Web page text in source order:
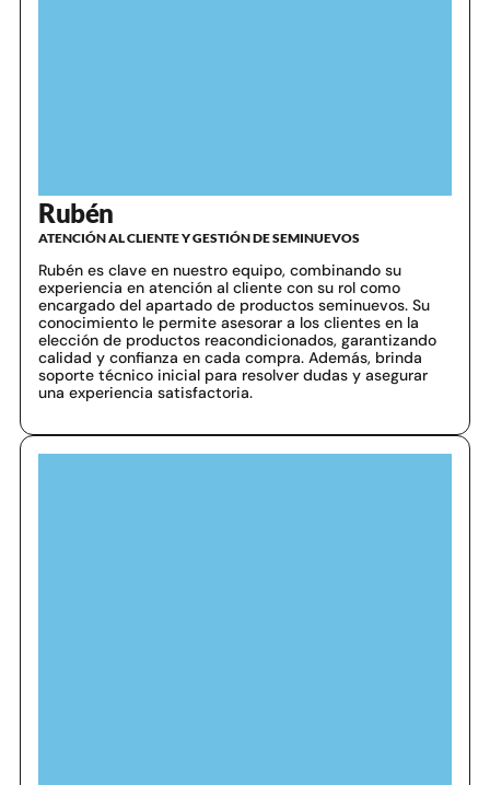
Rubén
ATENCIÓN AL CLIENTE Y GESTIÓN DE SEMINUEVOS
Rubén es clave en nuestro equipo, combinando su
experiencia en atención al cliente con su rol como
encargado del apartado de productos seminuevos. Su
conocimiento le permite asesorar a los clientes en la
elección de productos reacondicionados, garantizando
calidad y confianza en cada compra. Además, brinda
soporte técnico inicial para resolver dudas y asegurar
una experiencia satisfactoria.